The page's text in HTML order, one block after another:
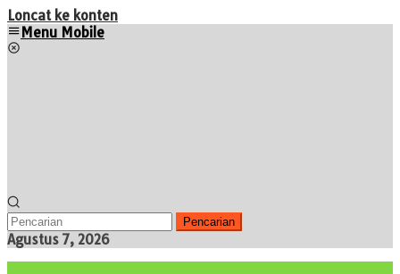
Loncat ke konten
Menu Mobile
Pencarian
Agustus 7, 2026